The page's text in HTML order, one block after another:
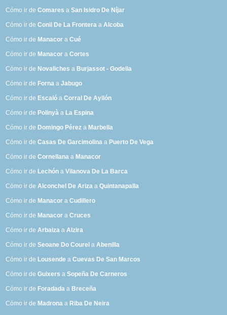
Cómo ir deComares aSan Isidro De Níjar
Cómo ir deConil De La Frontera aAlcoba
Cómo ir de Manacor aCué
Cómo ir de Manacor aCortes
Cómo ir de Novaliches a Burjassot - Godella
Cómo ir de Forna aJabugo
Cómo ir de Escaló aCorral De Ayllón
Cómo ir de Polinyà a La Espina
Cómo ir de Domingo Pérez a Marbella
Cómo ir deCasas De Garcimolina a Puerto De Vega
Cómo ir deCornellana a Manacor
Cómo ir de Lechón aVilanova De La Barca
Cómo ir deAlconchel De Ariza aQuintanapalla
Cómo ir de Manacor aCudillero
Cómo ir de Manacor aCruces
Cómo ir deArbaiza aAlzira
Cómo ir deSeoane Do Courel aAbenilla
Cómo ir de Lousende aCuevas De San Marcos
Cómo ir deGuixers aSopeña De Carneros
Cómo ir de Foradada a Breceña
Cómo ir de Madrona a Riba De Neira